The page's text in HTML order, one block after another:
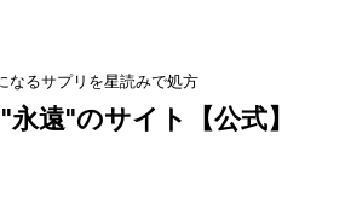
なるサプリを星読みで処方
遠"のサイト【公式】